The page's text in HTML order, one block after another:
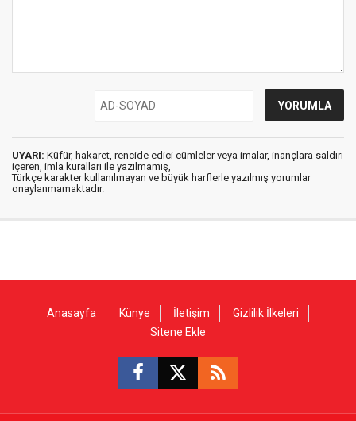
UYARI: Küfür, hakaret, rencide edici cümleler veya imalar, inançlara saldırı
içeren, imla kuralları ile yazılmamış,
Türkçe karakter kullanılmayan ve büyük harflerle yazılmış yorumlar
onaylanmamaktadır.
Anasayfa Künye İletişim
Gizlilik İlkeleri
Sitene Ekle